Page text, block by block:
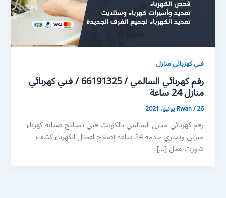
فني كهربائي منازل
رقم كهربائي السالمي / 66191325 / فني كهربائي
منازل 24 ساعة
Rwan/26 يونيو، 2021
رقم كهربائي منازل السالمي بالكويت فني تصليح صيانة كهرباء
منزلي وتجاري خدمة 24 ساعة إصلاح اعطال الكهرباء كشف
شورت عمل […]